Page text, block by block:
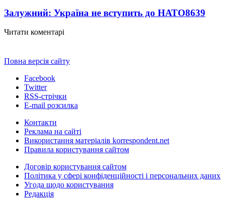
Залужний: Україна не вступить до НАТО8639
Читати коментарі
Повна версія сайту
Facebook
Twitter
RSS-стрічки
E-mail розсилка
Контакти
Реклама на сайті
Використання матеріалів korrespondent.net
Правила користування сайтом
Договір користування сайтом
Політика у сфері конфіденційності і персональних даних
Угода щодо користування
Редакція